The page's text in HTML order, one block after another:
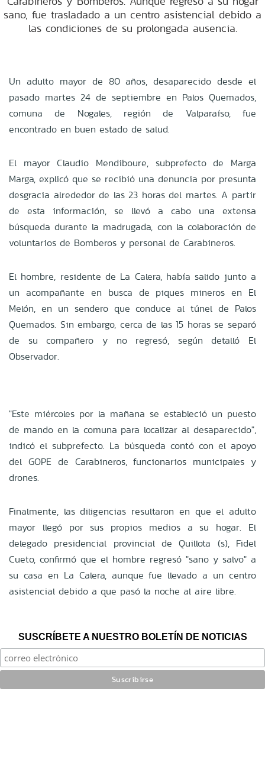
sano, fue trasladado a un centro asistencial debido a
las condiciones de su prolongada ausencia.
Un adulto mayor de 80 años, desaparecido desde el
pasado martes 24 de septiembre en Palos Quemados,
comuna de Nogales, región de Valparaíso, fue
encontrado en buen estado de salud.
El mayor Claudio Mendiboure, subprefecto de Marga
Marga, explicó que se recibió una denuncia por presunta
desgracia alrededor de las 23 horas del martes. A partir
de esta información, se llevó a cabo una extensa
búsqueda durante la madrugada, con la colaboración de
voluntarios de Bomberos y personal de Carabineros.
El hombre, residente de La Calera, había salido junto a
un acompañante en busca de piques mineros en El
Melón, en un sendero que conduce al túnel de Palos
Quemados. Sin embargo, cerca de las 15 horas se separó
de su compañero y no regresó, según detalló El
Observador.
"Este miércoles por la mañana se estableció un puesto
de mando en la comuna para localizar al desaparecido",
indicó el subprefecto. La búsqueda contó con el apoyo
del GOPE de Carabineros, funcionarios municipales y
drones.
Finalmente, las diligencias resultaron en que el adulto
mayor llegó por sus propios medios a su hogar. El
delegado presidencial provincial de Quillota (s), Fidel
Cueto, confirmó que el hombre regresó "sano y salvo" a
su casa en La Calera, aunque fue llevado a un centro
asistencial debido a que pasó la noche al aire libre.
SUSCRÍBETE A NUESTRO BOLETÍN DE NOTICIAS